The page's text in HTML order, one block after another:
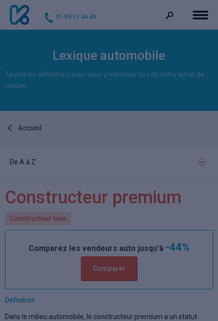
01 89 31 44 49
Lexique automobile
Toutes les définitions pour vous y retrouver lors de votre achat de
voiture.
Accueil
De A à Z
Constructeur premium
Constructeur luxe
Comparez les vendeurs auto jusqu'à -44%
Comparer
Définition
Dans le milieu automobile, le constructeur premium a un statut